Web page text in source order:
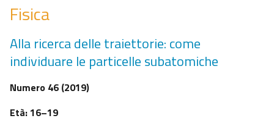
Fisica
Alla ricerca delle traiettorie: come
individuare le particelle subatomiche
Numero 46 (2019)
Età: 16–19